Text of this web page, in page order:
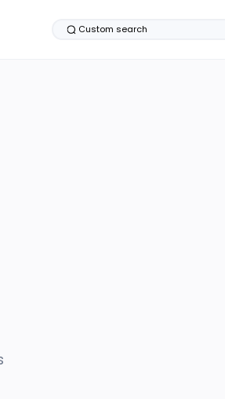
Custom search